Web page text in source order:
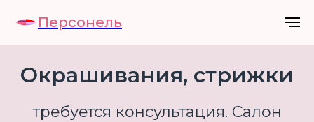
Персонель
Окрашивания, стрижки
требуется консультация. Салон